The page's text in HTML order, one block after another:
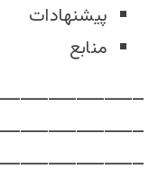
پیشنهادات
منابع